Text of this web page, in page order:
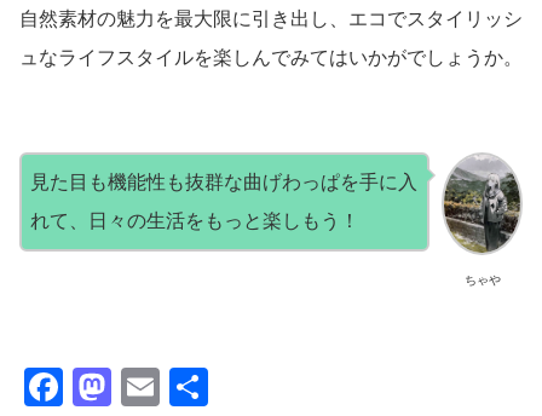
自然素材の魅力を最大限に引き出し、エコでスタイリッシ
ュなライフスタイルを楽しんでみてはいかがでしょうか。
ちゃや
見た目も機能性も抜群な曲げわっぱを手に入
れて、日々の生活をもっと楽しもう！
F
M
E